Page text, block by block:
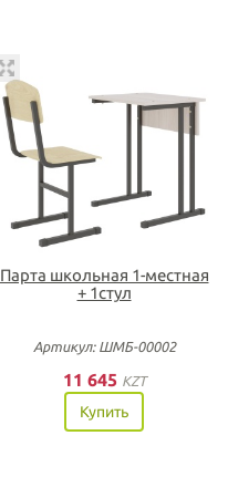
Парта школьная 1-местная
+ 1стул
Артикул: ШМБ-00002
11 645 KZT
Купить